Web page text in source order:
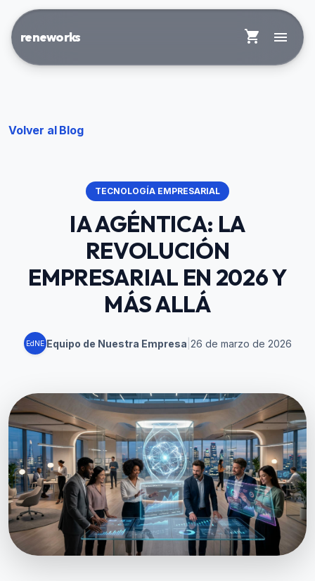
reneworks shopping_cart menu
Volver al Blog
TECNOLOGÍA EMPRESARIAL
IA AGÉNTICA: LA
REVOLUCIÓN
EMPRESARIAL EN 2026 Y
MÁS ALLÁ
EdNE Equipo de Nuestra Empresa 26 de marzo de 2026